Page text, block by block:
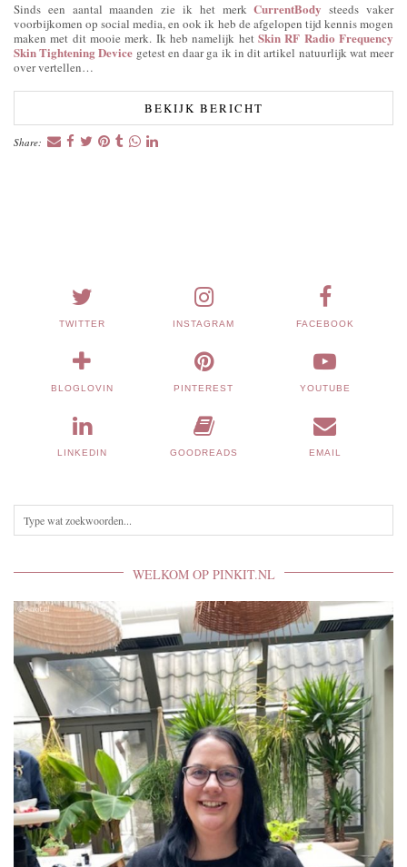
Sinds een aantal maanden zie ik het merkCurrentBody steeds vaker
voorbijkomen op social media, en ook ik heb de afgelopen tijd kennis mogen
maken met dit mooie merk. Ik heb namelijk het Skin RF Radio Frequency
Skin Tightening Device getest en daar ga ik in dit artikel natuurlijk wat meer
over vertellen…
BEKIJK BERICHT
Share:
TWITTER INSTAGRAM FACEBOOK
BLOGLOVIN PINTEREST YOUTUBE
LINKEDIN GOODREADS EMAIL
WELKOM OP PINKIT.NL